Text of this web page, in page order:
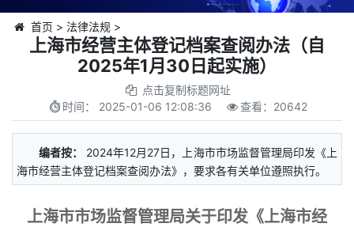
首页 > 法律法规 >
上海市经营主体登记档案查阅办法（自
2025年1月30日起实施）
点击复制标题网址
时间： 2025-01-06 12:08:36 查看： 20642
编者按：
2024年12月27日，上海市市场监督管理局印发《上
海市经营主体登记档案查阅办法》，要求各有关单位遵照执行。
上海市市场监督管理局关于印发《上海市经